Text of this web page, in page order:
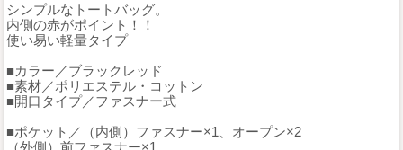
シンプルなトートバッグ。
内側の赤がポイント！！
使い易い軽量タイプ
■カラー／ブラックレッド
■素材／ポリエステル・コットン
■開口タイプ／ファスナー式
■ポケット／（内側）ファスナー×1、オープン×2